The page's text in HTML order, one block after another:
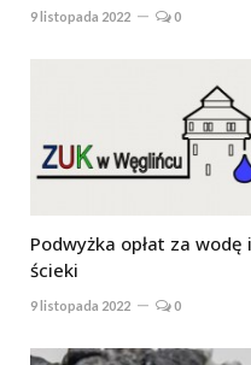
9 listopada 2022 0
Podwyżka opłat za wodę i
ścieki
9 listopada 2022 0